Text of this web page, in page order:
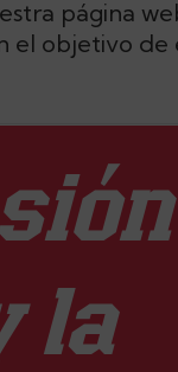
página
el objetivo
la